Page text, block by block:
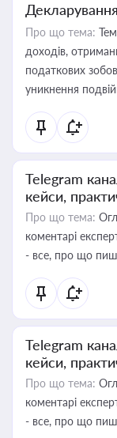
Про що тема:
доходів,
податкових
уникнення
Telegram
кейси,
Про що тема:
коментарі
- все, про що
Telegram
кейси,
Про що тема:
коментарі
- все, про що